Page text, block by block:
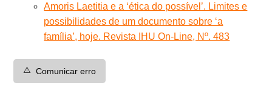
Amoris Laetitia e a ‘ética do possível’. Limites e
possibilidades de um documento sobre ‘a
família’, hoje. Revista IHU On-Line, Nº. 483
⚠️ Comunicar erro